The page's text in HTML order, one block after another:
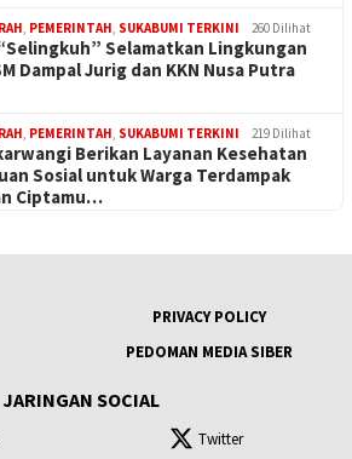
, PEMERINTAH, SUKABUMI TERKINI 260 Dilihat
Selamatkan Lingkungan
Dampal Jurig dan KKN Nusa Putra
, PEMERINTAH, SUKABUMI TERKINI 219 Dilihat
Berikan Layanan Kesehatan
Sosial untuk Warga Terdampak
Ciptamu…
PRIVACY POLICY
PEDOMAN MEDIA SIBER
JARINGAN SOCIAL
Twitter